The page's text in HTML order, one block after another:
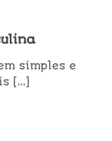
simples e
[...]